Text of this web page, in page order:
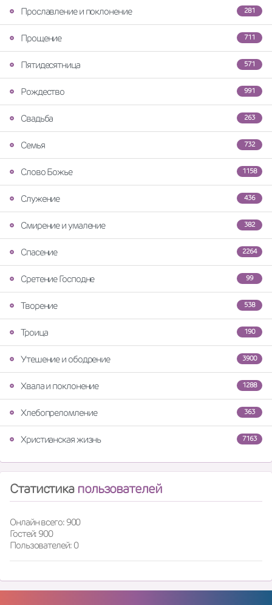
281
Прославление и поклонение
711
Прощение
571
Пятидесятница
991
Рождество
263
Свадьба
732
Семья
1158
Слово Божье
436
Служение
382
Смирение и умаление
2264
Спасение
99
Сретение Господне
538
Творение
190
Троица
3900
Утешение и ободрение
1288
Хвала и поклонение
363
Хлебопреломление
7163
Христианская жизнь
Статистика пользователей
Онлайн всего: 900
Гостей: 900
Пользователей: 0